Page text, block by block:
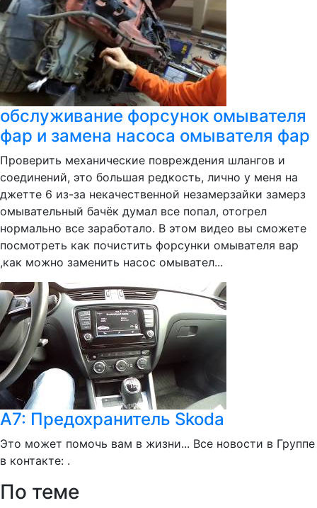
обслуживание форсунок омывателя
фар и замена насоса омывателя фар
Проверить механические повреждения шлангов и
соединений, это большая редкость, лично у меня на
джетте 6 из-за некачественной незамерзайки замерз
омывательный бачёк думал все попал, отогрел
нормально все заработало. В этом видео вы сможете
посмотреть как почистить форсунки омывателя вар
,как можно заменить насос омывател...
А7: Предохранитель Skoda
Это может помочь вам в жизни... Все новости в Группе
в контакте: .
По теме